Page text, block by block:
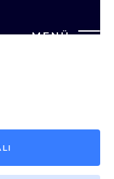
MENÜ